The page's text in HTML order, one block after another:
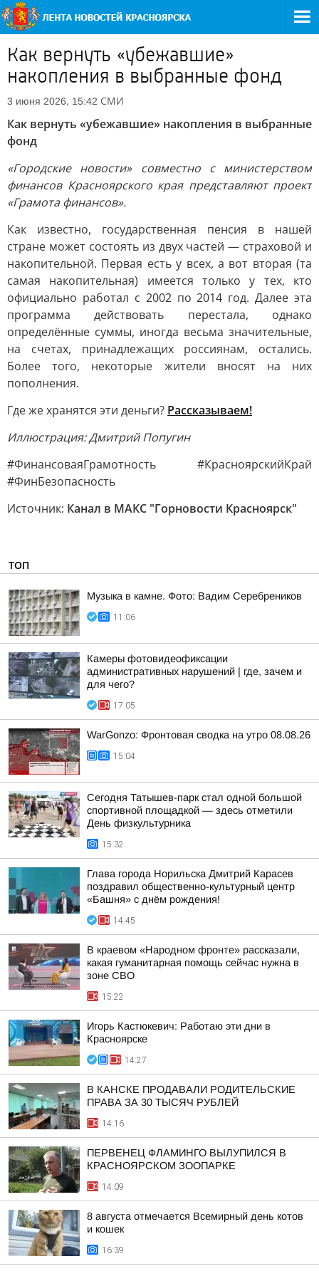
Как вернуть «убежавшие»
накопления в выбранные фонд
3 июня 2026, 15:42 СМИ
Как вернуть «убежавшие» накопления в выбранные
фонд
«Городские новости» совместно с министерством
финансов Красноярского края представляют проект
«Грамота финансов».
Как известно, государственная пенсия в нашей
стране может состоять из двух частей — страховой и
накопительной. Первая есть у всех, а вот вторая (та
самая накопительная) имеется только у тех, кто
официально работал с 2002 по 2014 год. Далее эта
программа действовать перестала, однако
определённые суммы, иногда весьма значительные,
на счетах, принадлежащих россиянам, остались.
Более того, некоторые жители вносят на них
пополнения.
Где же хранятся эти деньги? Рассказываем!
Иллюстрация: Дмитрий Попугин
#ФинансоваяГрамотность #КрасноярскийКрай
#ФинБезопасность
Источник: Канал в МАКС "Горновости Красноярск"
ТОП
Музыка в камне. Фото: Вадим Серебреников
11:06
Камеры фотовидеофиксации
административных нарушений | где, зачем и
для чего?
17:05
WarGonzo: Фронтовая сводка на утро 08.08.26
15:04
Сегодня Татышев-парк стал одной большой
спортивной площадкой — здесь отметили
День физкультурника
15:32
Глава города Норильска Дмитрий Карасев
поздравил общественно-культурный центр
«Башня» с днём рождения!
14:45
В краевом «Народном фронте» рассказали,
какая гуманитарная помощь сейчас нужна в
зоне СВО
15:22
Игорь Кастюкевич: Работаю эти дни в
Красноярске
14:27
В КАНСКЕ ПРОДАВАЛИ РОДИТЕЛЬСКИЕ
ПРАВА ЗА 30 ТЫСЯЧ РУБЛЕЙ
14:16
ПЕРВЕНЕЦ ФЛАМИНГО ВЫЛУПИЛСЯ В
КРАСНОЯРСКОМ ЗООПАРКЕ
14:09
8 августа отмечается Всемирный день котов
и кошек
16:39